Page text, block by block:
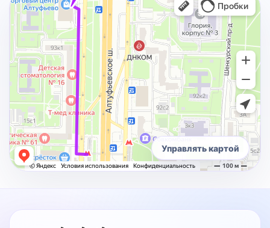
Управлять картой